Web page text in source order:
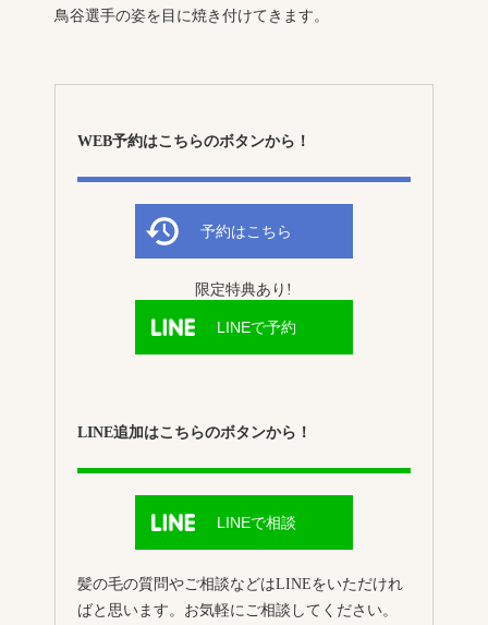
鳥谷選手の姿を目に焼き付けてきます。
WEB予約はこちらのボタンから！
予約はこちら
限定特典あり!
LINEで予約
LINE追加はこちらのボタンから！
LINEで相談
髪の毛の質問やご相談などはLINEをいただけれ
ばと思います。お気軽にご相談してください。